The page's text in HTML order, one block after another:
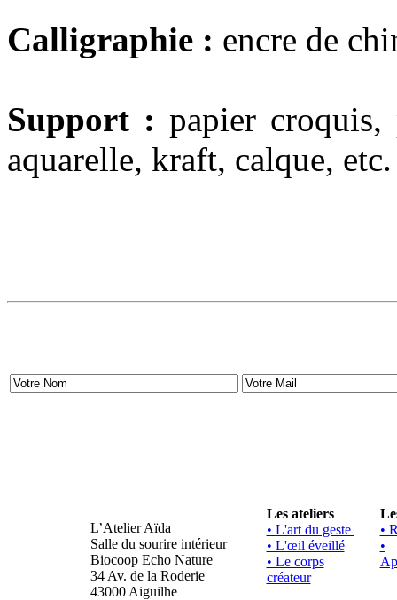
Calligraphie : encre de
Support : papier croquis,
aquarelle, kraft, calque, etc.
L’Atelier Aïda
Salle du sourire intérieur
Biocoop Echo Nature
34 Av. de la Roderie
43000 Aiguilhe
Les ateliers
• L'art du geste
• L'œil éveillé
• Le corps
créateur
•
•